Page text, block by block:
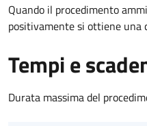
Quando il procedimento
positivamente si ottiene una
Tempi e
Durata massima del